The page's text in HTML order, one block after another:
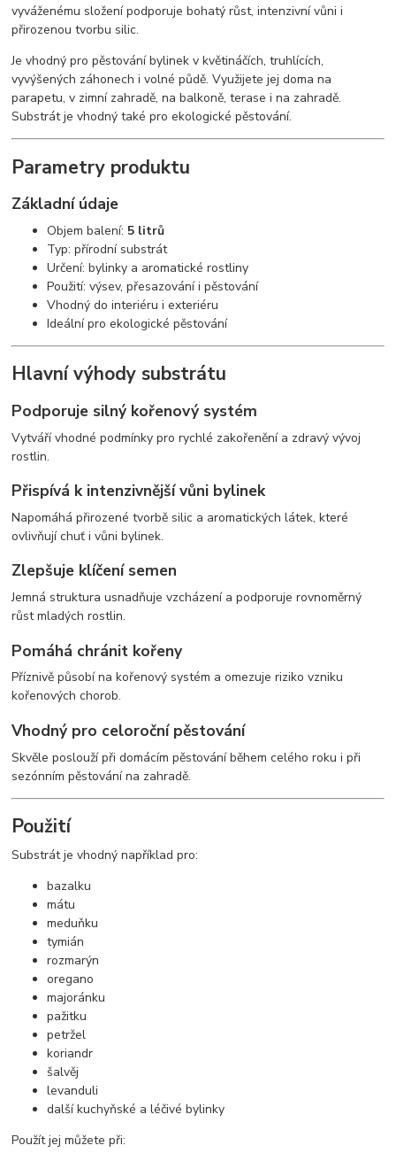
vyváženému složení podporuje bohatý růst, intenzivní vůni i
přirozenou tvorbu silic.
Je vhodný pro pěstování bylinek v květináčích, truhlících,
vyvýšených záhonech i volné půdě. Využijete jej doma na
parapetu, v zimní zahradě, na balkoně, terase i na zahradě.
Substrát je vhodný také pro ekologické pěstování.
Parametry produktu
Základní údaje
Objem balení: 5 litrů
Typ: přírodní substrát
Určení: bylinky a aromatické rostliny
Použití: výsev, přesazování i pěstování
Vhodný do interiéru i exteriéru
Ideální pro ekologické pěstování
Hlavní výhody substrátu
Podporuje silný kořenový systém
Vytváří vhodné podmínky pro rychlé zakořenění a zdravý vývoj
rostlin.
Přispívá k intenzivnější vůni bylinek
Napomáhá přirozené tvorbě silic a aromatických látek, které
ovlivňují chuť i vůni bylinek.
Zlepšuje klíčení semen
Jemná struktura usnadňuje vzcházení a podporuje rovnoměrný
růst mladých rostlin.
Pomáhá chránit kořeny
Příznivě působí na kořenový systém a omezuje riziko vzniku
kořenových chorob.
Vhodný pro celoroční pěstování
Skvěle poslouží při domácím pěstování během celého roku i při
sezónním pěstování na zahradě.
Použití
Substrát je vhodný například pro:
bazalku
mátu
meduňku
tymián
rozmarýn
oregano
majoránku
pažitku
petržel
koriandr
šalvěj
levanduli
další kuchyňské a léčivé bylinky
Použít jej můžete při: